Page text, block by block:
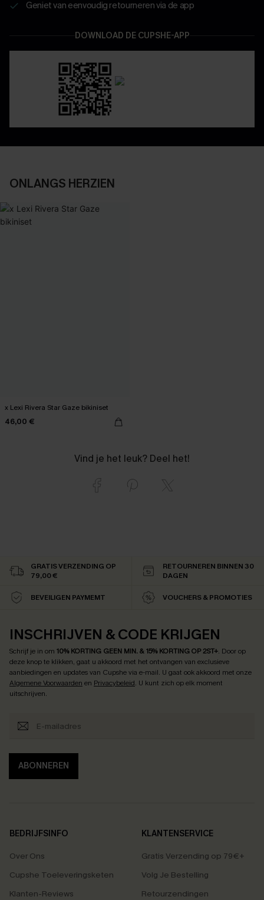
Geniet van eenvoudig retourneren via de app
DOWNLOAD DE CUPSHE-APP
ONLANGS HERZIEN
x Lexi Rivera Star Gaze bikiniset
46,00 €
Vind je het leuk? Deel het!
GRATIS VERZENDING OP
79,00 €
RETOURNEREN BINNEN 30
DAGEN
BEVEILIGEN PAYMEMT VOUCHERS & PROMOTIES
INSCHRIJVEN & CODE KRIJGEN
Schrijf je in om 10% KORTING GEEN MIN. & 15% KORTING OP 2ST+. Door op
deze knop te klikken, gaat u akkoord met het ontvangen van exclusieve
aanbiedingen en updates van Cupshe via e-mail. U gaat ook akkoord met onze
Algemene Voorwaarden en Privacybeleid. U kunt zich op elk moment
uitschrijven.
ABONNEREN
BEDRIJFSINFO
Over Ons
Cupshe Toeleveringsketen
Klanten-Reviews
KLANTENSERVICE
Gratis Verzending op 79€+
Volg Je Bestelling
Retourzendingen